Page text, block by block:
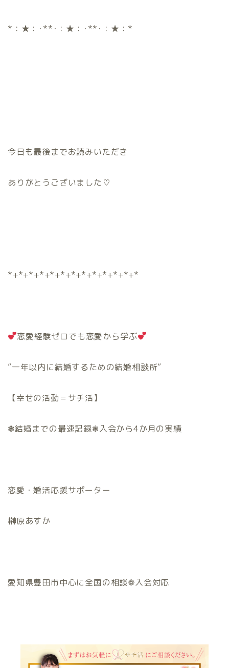
*：★：･**･：★：･**･：★：*
今日も最後までお読みいただき
ありがとうございました♡
*+*+*+*+*+*+*+*+*+*+*+*+*
恋愛経験ゼロでも恋愛から学ぶ
”一年以内に結婚するための結婚相談所”
【幸せの活動＝サチ活】
❃結婚までの最速記録❃入会から4か月の実績
恋愛・婚活応援サポーター
榊原あすか
愛知県豊田市中心に全国の相談❁入会対応